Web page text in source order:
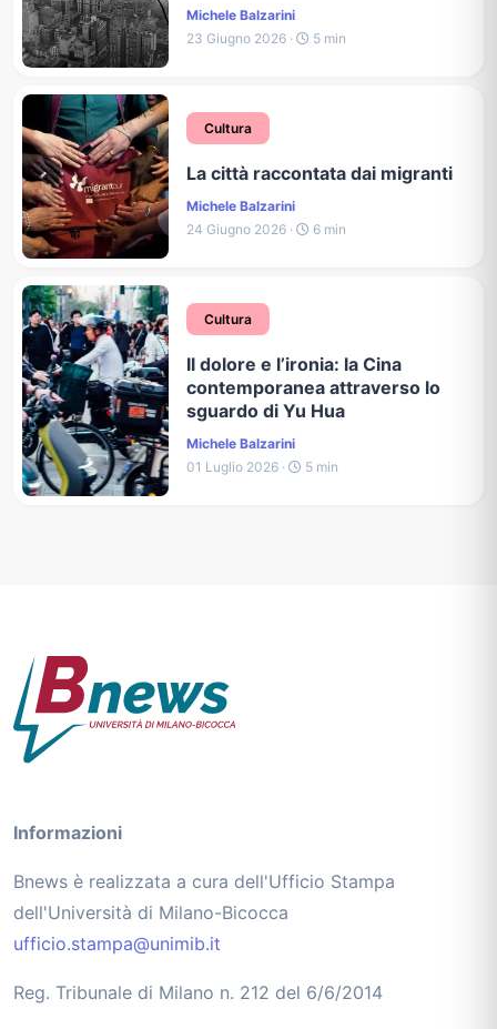
Michele Balzarini
23 Giugno 2026 ·
5 min
Cultura
La città raccontata dai migranti
Michele Balzarini
24 Giugno 2026 ·
6 min
Cultura
Il dolore e l’ironia: la Cina
contemporanea attraverso lo
sguardo di Yu Hua
Michele Balzarini
01 Luglio 2026 ·
5 min
Informazioni
Bnews è realizzata a cura dell'Ufficio Stampa
dell'Università di Milano-Bicocca
ufficio.stampa@unimib.it
Reg. Tribunale di Milano n. 212 del 6/6/2014